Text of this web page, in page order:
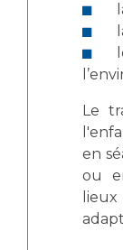
Le
en
ou